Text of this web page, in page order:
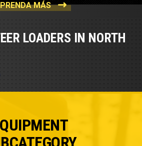
MÁS
LOADERS IN NORTH